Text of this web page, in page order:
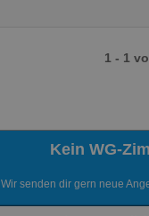
1 - 1
Kein WG-
Wir senden dir gern neue